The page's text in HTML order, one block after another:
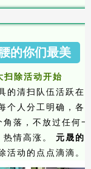
的你们最美
扫除活动开始
的清扫队伍活跃在
个人分工明确，各
落，不放过任何
情高涨。
元晟的
活动的点点滴滴。